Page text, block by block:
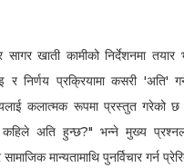
खाती कामीको निर्देशनमा
र निर्णय प्रक्रियामा कसरी 'अति'
कलात्मक रूपमा प्रस्तुत गरेको
अति हुन्छ?" भन्ने मुख्य
मान्यतामाथि पुनर्विचार गर्न